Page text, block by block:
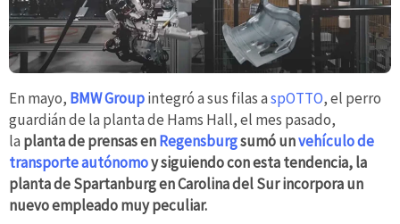
En mayo, BMW Groupintegró a sus filas aspOTTO, el perro
guardián de la planta de Hams Hall, el mes pasado,
la planta de prensas enRegensburgsumó unvehículo de
transporte autónomoy siguiendo con esta tendencia, la
planta de Spartanburg en Carolina del Sur incorpora un
nuevo empleado muy peculiar.